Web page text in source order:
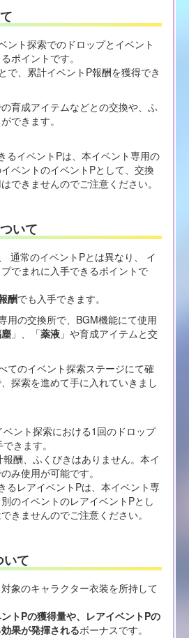
ント探索でのドロップとイベント
ポイントです。
で、累計イベントP報酬を獲得でき
育成アイテムなどとの交換や、ふ
できます。
るイベントPは、本イベント専用の
ベントのイベントPとして、交換
できませんのでご注意ください。
いて
通常のイベントPとは異なり、 イ
でまれに入手できるポイントで
酬でも入手できます。
用の交換所で、BGM機能にて使用
」、「薬液」や育成アイテムと交
てのイベント探索ステージにて確
探索を進めて手に入れていきまし
ント探索における1回のドロップ
きます。
酬、ふくびきはありません。本イ
み使用が可能です。
るレアイベントPは、本イベント専
のイベントのレアイベントPとし
きませんのでご注意ください。
いて
対象のキャラクター衣装を所持して
トPの獲得量や、レアイベントPの
果が発揮されるボーナスです。